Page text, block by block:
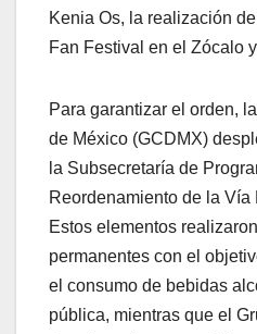
Kenia Os, la realización
Fan Festival en el Zócalo
Para garantizar el orden,
de México (GCDMX)
la Subsecretaría de
Reordenamiento de la
Estos elementos
permanentes con el
el consumo de bebidas
pública, mientras que el